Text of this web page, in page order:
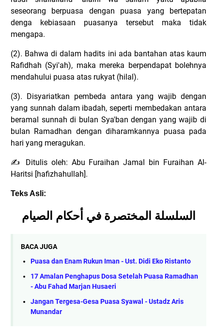
seseorang berpuasa dengan puasa yang bertepatan
denga kebiasaan puasanya tersebut maka tidak
mengapa.
(2). Bahwa di dalam hadits ini ada bantahan atas kaum
Rafidhah (Syi'ah), maka mereka berpendapat bolehnya
mendahului puasa atas rukyat (hilal).
(3). Disyariatkan pembeda antara yang wajib dengan
yang sunnah dalam ibadah, seperti membedakan antara
beramal sunnah di bulan Sya'ban dengan yang wajib di
bulan Ramadhan dengan diharamkannya puasa pada
hari yang meragukan.
✍
Ditulis oleh: Abu Furaihan Jamal bin Furaihan Al-
Haritsi [hafizhahullah].
Teks Asli:
السلسلة المختصرة في أحكام الصيام
BACA JUGA
Puasa dan Enam Rukun Iman - Ust. Didi Eko Ristanto
17 Amalan Penghapus Dosa Setelah Puasa Ramadhan
- Abu Fahad Marjan Husaeri
Jangan Tergesa-Gesa Puasa Syawal - Ustadz Aris
Munandar